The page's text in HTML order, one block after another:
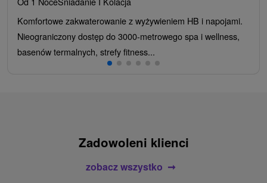
Komfortowe zakwaterowanie z wyżywieniem HB i napojami.
Nieograniczony dostęp do 3000-metrowego spa i wellness,
basenów termalnych, strefy fitness...
Zadowoleni klienci
zobacz wszystko